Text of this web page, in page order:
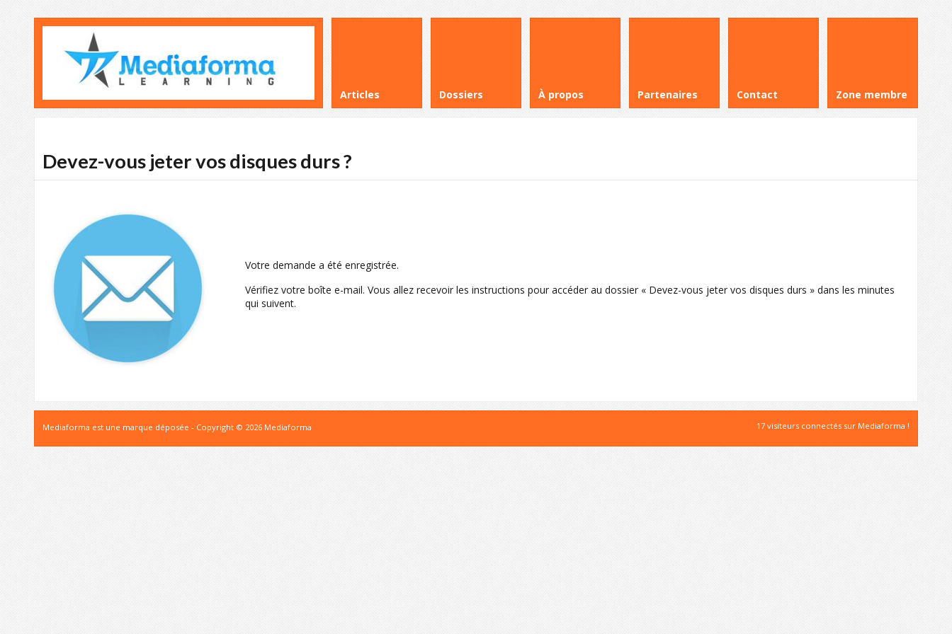
Articles Dossiers À propos Partenaires Contact Zone membre
Devez-vous jeter vos disques durs ?
Votre demande a été enregistrée.
Vérifiez votre boîte e-mail. Vous allez recevoir les instructions pour accéder au dossier « Devez-vous jeter vos disques durs » dans les minutes
qui suivent.
Mediaforma est une marque déposée - Copyright © 2026 Mediaforma 17 visiteurs connectés sur Mediaforma !